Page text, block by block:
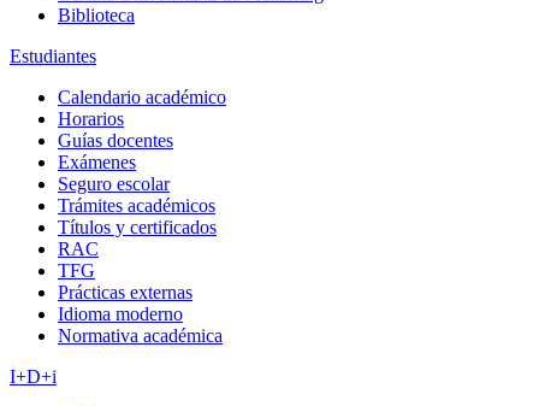
Biblioteca
Estudiantes
Calendario académico
Horarios
Guías docentes
Exámenes
Seguro escolar
Trámites académicos
Títulos y certificados
RAC
TFG
Prácticas externas
Idioma moderno
Normativa académica
I+D+i